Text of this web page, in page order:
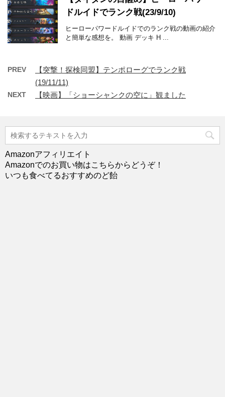
ドルイドでランク戦(23/9/10)
ヒーローパワードルイドでのランク戦の動画の紹介
と簡単な感想を。 動画 デッキ H ...
PREV
【突撃！探検同盟】テンポローグでランク戦
(19/11/11)
NEXT 【映画】「ショーシャンクの空に」観ました
Amazonアフィリエイト
Amazonでのお買い物はこちらからどうぞ！
いつも食べてるおすすめのど飴